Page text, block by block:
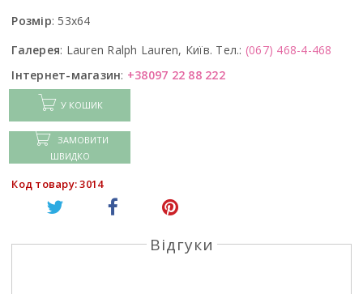
Розмір: 53x64
Галерея: Lauren Ralph Lauren, Київ. Тел.: (067) 468-4-468
Інтернет-магазин: +38097 22 88 222
У КОШИК
ЗАМОВИТИ
ШВИДКО
Код товару: 3014
Відгуки